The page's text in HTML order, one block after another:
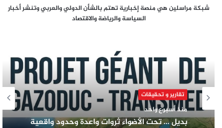
شبكة مراسلين هي منصة إخبارية تهتم بالشأن الدولي والعربي وتنشر أخبار
السياسة والرياضة والاقتصاد
تقارير و تحقيقات
منذ أسبوع واحد
بديل … تحت الأضواء ثروات واعدة وحدود واقعية